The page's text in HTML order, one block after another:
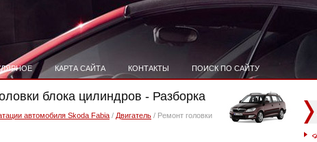
КАРТА САЙТА КОНТАКТЫ ПОИСК ПО САЙТУ
блока цилиндров - Разборка
автомобиля Skoda Fabia / Двигатель / Ремонт головки